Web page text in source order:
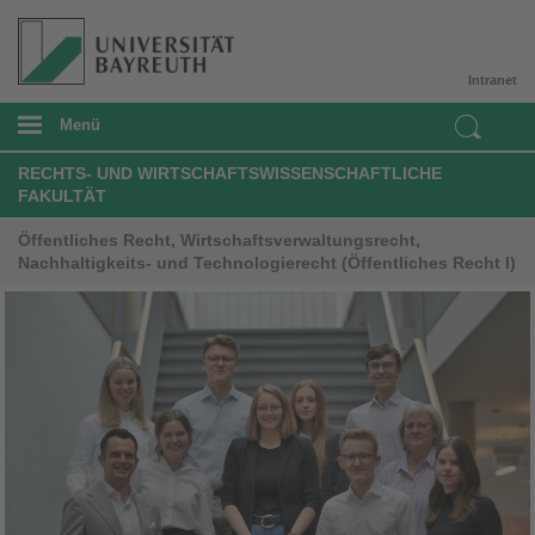
Intranet
Menü
RECHTS- UND WIRTSCHAFTSWISSENSCHAFTLICHE
FAKULTÄT
Öffentliches Recht, Wirtschaftsverwaltungsrecht,
Nachhaltigkeits- und Technologierecht (Öffentliches Recht I)